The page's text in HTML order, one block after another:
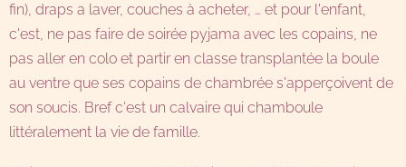
fin), draps a laver, couches à acheter, … et pour l'enfant,
c'est, ne pas faire de soirée pyjama avec les copains, ne
pas aller en colo et partir en classe transplantée la boule
au ventre que ses copains de chambrée s'apperçoivent de
son soucis. Bref c'est un calvaire qui chamboule
littéralement la vie de famille.